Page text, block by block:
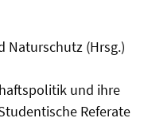
Naturschutz (Hrsg.)
und ihre
Referate